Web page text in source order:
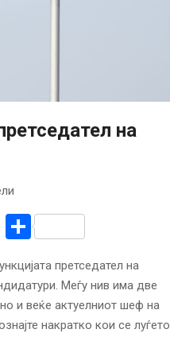
на
GmailShare
претседател на
Меѓу нив има две
и веќе актуелниот шеф на
накратко кои се луѓето